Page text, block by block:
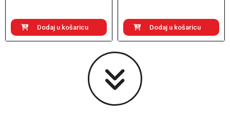
Dodaj u košaricu Dodaj u košaricu